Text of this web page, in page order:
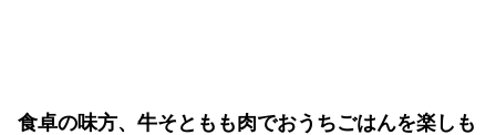
食卓の味方、牛そともも肉でおうちごはんを楽しも